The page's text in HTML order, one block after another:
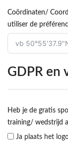
Coördinaten/
utiliser de
GDPR en
Heb je de gratis
training/ wedstrijd
Ja plaats het